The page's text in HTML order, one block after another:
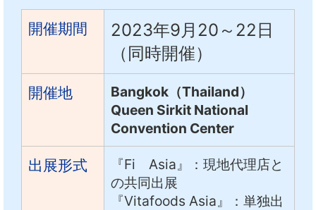
開催期間
2023年9月20～22日
（同時開催）
開催地
Bangkok（Thailand）
Queen Sirkit National
Convention Center
出展形式 『Fi Asia』：現地代理店と
の共同出展
『Vitafoods Asia』：単独出